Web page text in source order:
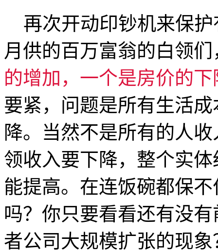
再次开动印钞机来保护
月供的百万富翁的白领
的增加，一个是房价的下
要紧，问题是所有生活
降。当然不是所有的人
领收入要下降，整个实
能提高。在连饭碗都保
吗？你只要看看还有没
者公司大规模扩张的现